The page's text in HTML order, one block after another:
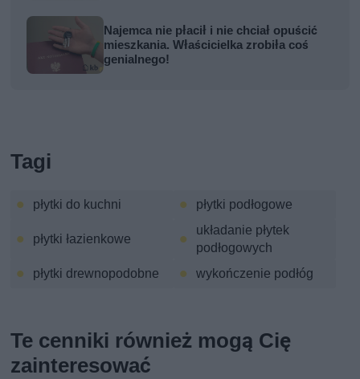
Najemca nie płacił i nie chciał opuścić
mieszkania. Właścicielka zrobiła coś
genialnego!
Tagi
płytki do kuchni płytki podłogowe
płytki łazienkowe
układanie płytek
podłogowych
płytki drewnopodobne
wykończenie podłóg
Te cenniki również mogą Cię
zainteresować